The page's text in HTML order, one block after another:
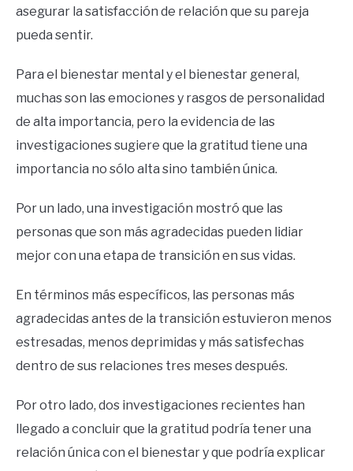
asegurar la satisfacción de relación que su pareja
pueda sentir.
Para el bienestar mental y el bienestar general,
muchas son las emociones y rasgos de personalidad
de alta importancia, pero la evidencia de las
investigaciones sugiere que la gratitud tiene una
importancia no sólo alta sino también única.
Por un lado, una investigación mostró que las
personas que son más agradecidas pueden lidiar
mejor con una etapa de transición en sus vidas.
En términos más específicos, las personas más
agradecidas antes de la transición estuvieron menos
estresadas, menos deprimidas y más satisfechas
dentro de sus relaciones tres meses después.
Por otro lado, dos investigaciones recientes han
llegado a concluir que la gratitud podría tener una
relación única con el bienestar y que podría explicar